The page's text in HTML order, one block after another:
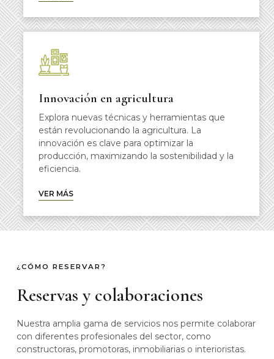
Innovación en agricultura
Explora nuevas técnicas y herramientas que
están revolucionando la agricultura. La
innovación es clave para optimizar la
producción, maximizando la sostenibilidad y la
eficiencia.
VER MÁS
¿CÓMO RESERVAR?
Reservas y colaboraciones
Nuestra amplia gama de servicios nos permite colaborar
con diferentes profesionales del sector, como
constructoras, promotoras, inmobiliarias o interioristas.